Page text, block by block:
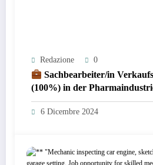
Redazione 0
Sachbearbeiter/in
(100%) in der
6 Dicembre 2024